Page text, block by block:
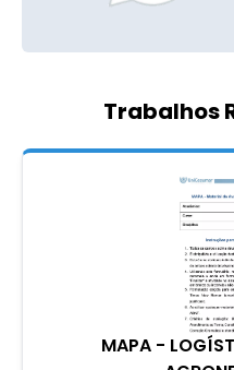
Trabalhos
MAPA -